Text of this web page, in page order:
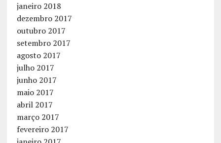
janeiro 2018
dezembro 2017
outubro 2017
setembro 2017
agosto 2017
julho 2017
junho 2017
maio 2017
abril 2017
março 2017
fevereiro 2017